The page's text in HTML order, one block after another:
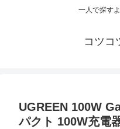
一人で探す
コツコ
UGREEN 100W
パクト 100W充電